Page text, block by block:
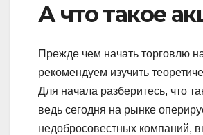
А что такое
Прежде чем начать торговлю
рекомендуем изучить
Для начала разберитесь, что
ведь сегодня на рынке
недобросовестных компаний,